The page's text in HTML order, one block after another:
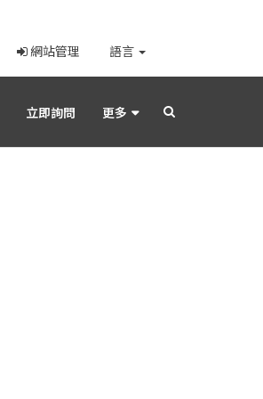
網站管理 語言
立即詢問 更多